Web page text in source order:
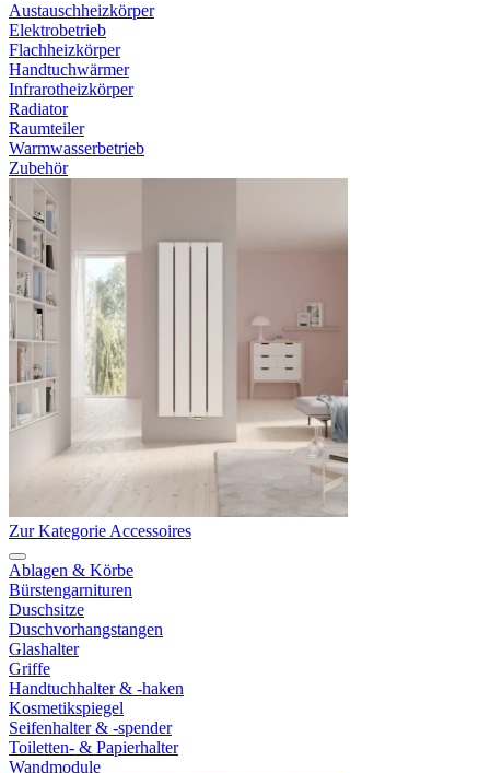
Austauschheizkörper
Elektrobetrieb
Flachheizkörper
Handtuchwärmer
Infrarotheizkörper
Radiator
Raumteiler
Warmwasserbetrieb
Zubehör
Zur Kategorie Accessoires
Ablagen & Körbe
Bürstengarnituren
Duschsitze
Duschvorhangstangen
Glashalter
Griffe
Handtuchhalter & -haken
Kosmetikspiegel
Seifenhalter & -spender
Toiletten- & Papierhalter
Wandmodule